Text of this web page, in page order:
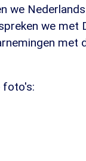
we
we met
met
foto's: